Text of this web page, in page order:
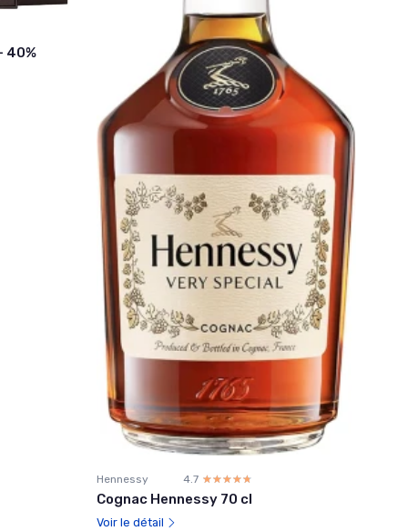
40%
Hennessy 4.7 ☆☆☆☆☆
★★★★★
Cognac Hennessy 70 cl
Voir le détail